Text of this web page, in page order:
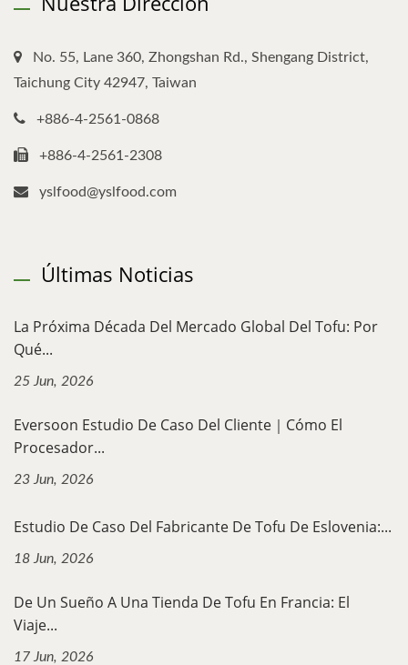
No. 55, Lane 360, Zhongshan Rd., Shengang District,
Taichung City 42947, Taiwan
+886-4-2561-0868
+886-4-2561-2308
yslfood@yslfood.com
Últimas Noticias
La Próxima Década Del Mercado Global Del Tofu: Por
Qué...
25 Jun, 2026
Eversoon Estudio De Caso Del Cliente｜Cómo El
Procesador...
23 Jun, 2026
Estudio De Caso Del Fabricante De Tofu De Eslovenia:...
18 Jun, 2026
De Un Sueño A Una Tienda De Tofu En Francia: El
Viaje...
17 Jun, 2026